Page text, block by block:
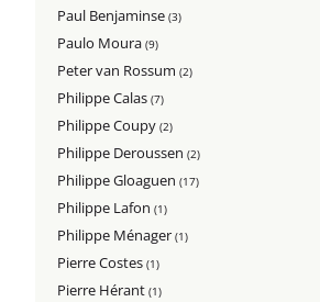
Paul Benjaminse(3)
Paulo Moura(9)
Peter van Rossum(2)
Philippe Calas(7)
Philippe Coupy(2)
Philippe Deroussen(2)
Philippe Gloaguen(17)
Philippe Lafon(1)
Philippe Ménager(1)
Pierre Costes(1)
Pierre Hérant(1)